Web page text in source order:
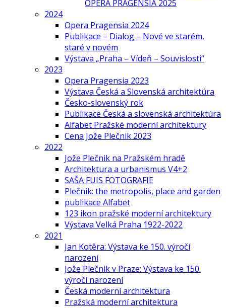
OPERA PRAGENSIA 2025
2024
Opera Pragensia 2024
Publikace – Dialog – Nové ve starém,
staré v novém
Výstava „Praha – Vídeň – Souvislosti“
2023
Opera Pragensia 2023
Výstava Česká a Slovenská architektúra
Česko-slovenský rok
Publikace Česká a slovenská architektúra
Alfabet Pražské moderní architektury
Cena Jože Plečnik 2023
2022
Jože Plečnik na Pražském hradě
Architektura a urbanismus V4+2
SAŠA FUIS FOTOGRAFIE
Plečnik: the metropolis, place and garden
publikace Alfabet
123 ikon pražské moderní architektury
Výstava Velká Praha 1922-2022
2021
Jan Kotěra: Výstava ke 150. výročí
narození
Jože Plečnik v Praze: Výstava ke 150.
výročí narození
Česká moderní architektura
Pražská moderní architektura